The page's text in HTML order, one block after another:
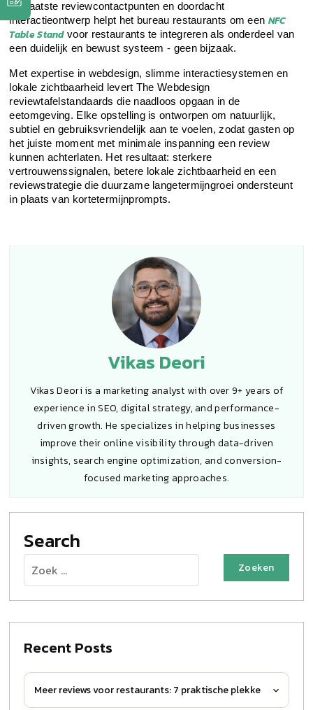
geplaatste reviewcontactpunten en doordacht
interactieontwerp helpt het bureau restaurants om een NFC
Table Standvoor restaurants te integreren als onderdeel van
een duidelijk en bewust systeem - geen bijzaak.
Met expertise in webdesign, slimme interactiesystemen en
lokale zichtbaarheid levert The Webdesign
reviewtafelstandaards die naadloos opgaan in de
eetomgeving. Elke opstelling is ontworpen om natuurlijk,
subtiel en gebruiksvriendelijk aan te voelen, zodat gasten op
het juiste moment met minimale inspanning een review
kunnen achterlaten. Het resultaat: sterkere
vertrouwenssignalen, betere lokale zichtbaarheid en een
reviewstrategie die duurzame langetermijngroei ondersteunt
in plaats van kortetermijnprompts.
Vikas Deori
Vikas Deori is a marketing analyst with over 9+ years of
experience in SEO, digital strategy, and performance-
driven growth. He specializes in helping businesses
improve their online visibility through data-driven
insights, search engine optimization, and conversion-
focused marketing approaches.
Search
Zoeken
naar:
Recent Posts